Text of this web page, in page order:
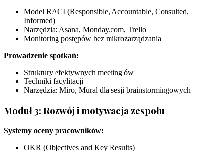
Model RACI (Responsible, Accountable, Consulted,
Informed)
Narzędzia: Asana, Monday.com, Trello
Monitoring postępów bez mikrozarządzania
Prowadzenie spotkań:
Struktury efektywnych meeting'ów
Techniki facylitacji
Narzędzia: Miro, Mural dla sesji brainstormingowych
Moduł 3: Rozwój i motywacja zespołu
Systemy oceny pracowników:
OKR (Objectives and Key Results)